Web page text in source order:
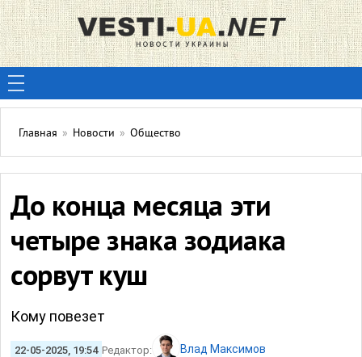
Главная » Новости » Общество
До конца месяца эти
четыре знака зодиака
сорвут куш
Кому повезет
22-05-2025, 19:54 Редактор: Влад Максимов